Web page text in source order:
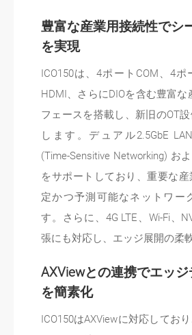
豊富な産業用接続性でシ
を実現
ICO150は、4ポートCOM、4ポ
HDMI、さらにDIOを含む豊富
フェースを搭載し、新旧のOT
します。デュアル2.5GbE
(Time-Sensitive Networking) お
をサポートしており、重要な
定かつ予測可能なネットワー
す。さらに、4G LTE、Wi‑Fi、
張にも対応し、エッジ展開の柔
AXViewとの連携でエッ
を簡素化
ICO150はAXViewに対応してお